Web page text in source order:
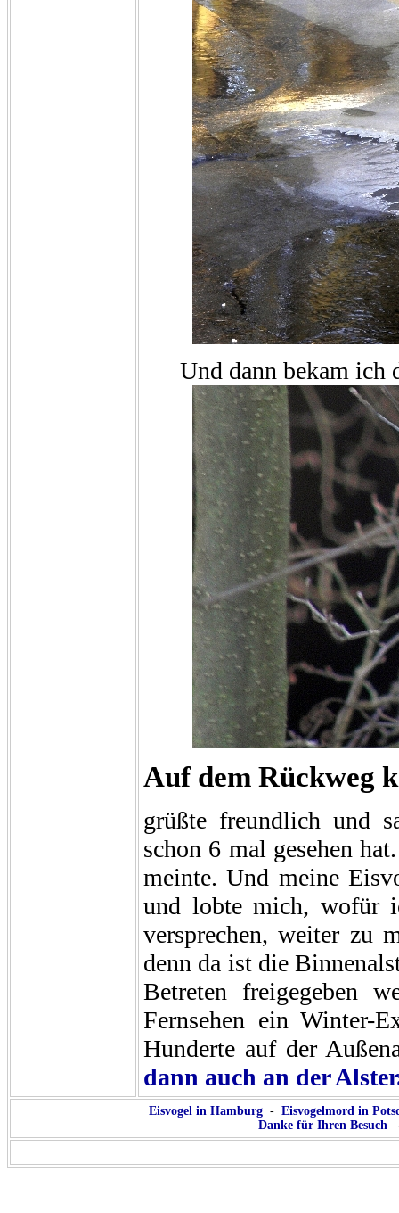
Und dann bekam ich
Auf dem Rückweg
grüßte freundlich und
schon 6 mal gesehen
meinte. Und meine
und lobte mich, wofür
versprechen, weiter zu
denn da ist die
Betreten freigegeben
Fernsehen ein Winter-
Hunderte auf der
dann auch an der
Eisvogel in Hamburg - Eisvogelmord in
Danke für Ihren Besuch